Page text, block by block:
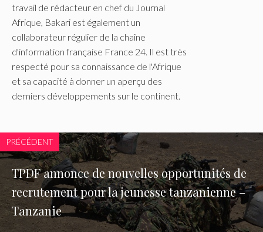
travail de rédacteur en chef du Journal
Afrique, Bakari est également un
collaborateur régulier de la chaîne
d'information française France 24. Il est très
respecté pour sa connaissance de l'Afrique
et sa capacité à donner un aperçu des
derniers développements sur le continent.
PRÉCÉDENT
TPDF annonce de nouvelles opportunités de
recrutement pour la jeunesse tanzanienne –
Tanzanie